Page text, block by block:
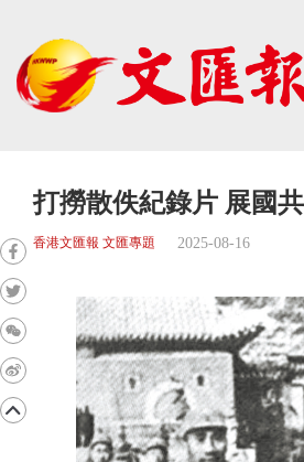
打撈散佚紀錄片 展國
香港文匯報 文匯專題 2025-08-16